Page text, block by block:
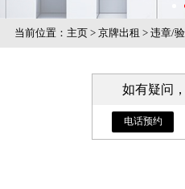
当前位置： 主页> 京牌出租 > 违章/
如有疑问
电话预约